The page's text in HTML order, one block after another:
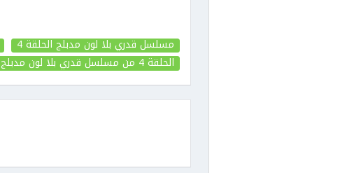
مسلسل قدري بلا لون مدبلج الحلقة 4
الحلقة 4 من مسلسل قدري بلا لون مدبلج